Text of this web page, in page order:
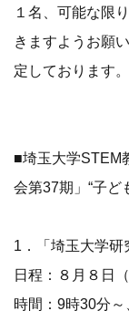
１名、可能な限
きますようお願
定しております。
■埼玉大学STEM
会第37期」“子ど
1．「埼玉大学研
日程：８月８日
時間：9時30分